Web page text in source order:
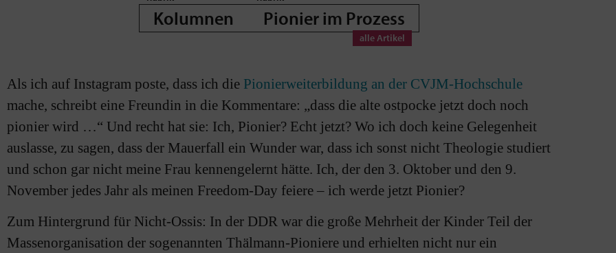
Kolumnen Pionier im Prozess
Als ich auf Instagram poste, dass ich die Pionierweiterbildung an der CVJM-Hochschule
mache, schreibt eine Freundin in die Kommentare: „dass die alte ostpocke jetzt doch noch
pionier wird …“ Und recht hat sie: Ich, Pionier? Echt jetzt? Wo ich doch keine Gelegenheit
auslasse, zu sagen, dass der Mauerfall ein Wunder war, dass ich sonst nicht Theologie studiert
und schon gar nicht meine Frau kennengelernt hätte. Ich, der den 3. Oktober und den 9.
November jedes Jahr als meinen Freedom-Day feiere – ich werde jetzt Pionier?
Zum Hintergrund für Nicht-Ossis: In der DDR war die große Mehrheit der Kinder Teil der
Massenorganisation der sogenannten Thälmann-Pioniere und erhielten nicht nur ein